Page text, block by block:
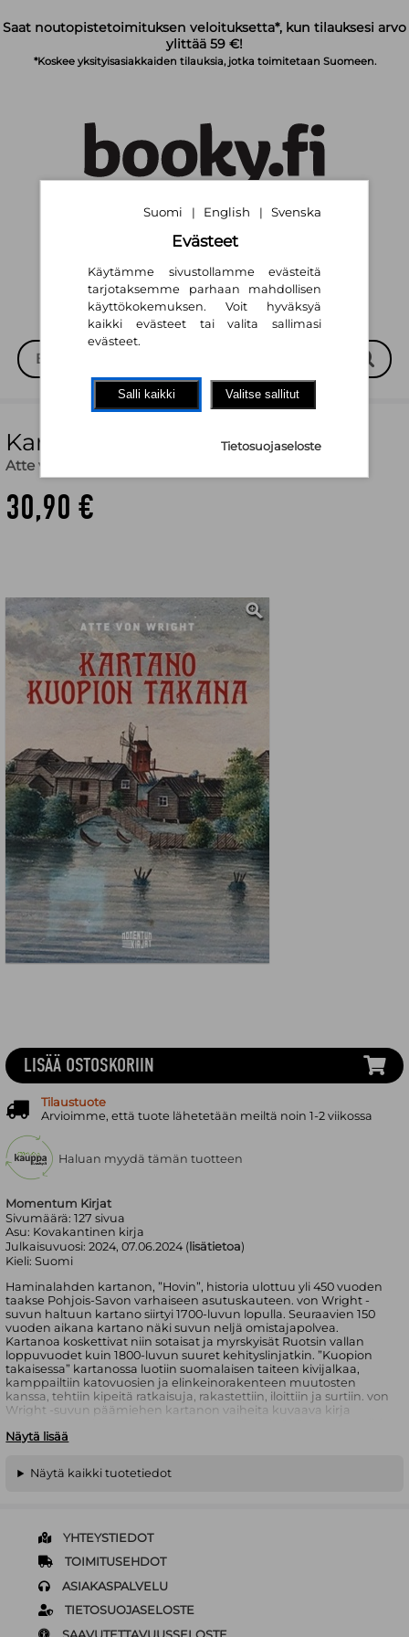
Saat noutopistetoimituksen veloituksetta*, kun tilauksesi arvo
ylittää 59 €!
*Koskee yksityisasiakkaiden tilauksia, jotka toimitetaan Suomeen.
Suomi | English | Svenska
Kartano Kuopion takana
Atte von Wright
30,90 €
Momentum Kirjat
Sivumäärä:127 sivua
Asu: Kovakantinen kirja
Julkaisuvuosi:2024, 07.06.2024 ( lisätietoa)
Kieli:Suomi
Haminalahden kartanon, ”Hovin”, historia ulottuu yli 450 vuoden
taakse Pohjois-Savon varhaiseen asutuskauteen. von Wright -
suvun haltuun kartano siirtyi 1700-luvun lopulla. Seuraavien 150
vuoden aikana kartano näki suvun neljä omistajapolvea.
Kartanoa koskettivat niin sotaisat ja myrskyisät Ruotsin vallan
loppuvuodet kuin 1800-luvun suuret kehityslinjatkin. ”Kuopion
takaisessa” kartanossa luotiin suomalaisen taiteen kivijalkaa,
kamppailtiin katovuosien ja elinkeinorakenteen muutosten
kanssa, tehtiin kipeitä ratkaisuja, rakastettiin, iloittiin ja surtiin. von
Wright -suvun päämiehen kartanon vaiheita kuvaava kirja
dokumentteihin ja kuvaa erikoislaatuista perhettä ja
Atte von Wright on kuopiolainen elintarvikebiotekniikan
Näytä lisää
LISÄÄ OSTOSKORIIN
Tilaustuote
Arvioimme, että tuote lähetetään meiltä noin 1-2 viikossa
Haluan myydä tämän tuotteen
Näytä kaikki tuotetiedot
YHTEYSTIEDOT
TOIMITUSEHDOT
ASIAKASPALVELU
TIETOSUOJASELOSTE
Suomi | English | Svenska
Evästeet
Käytämme sivustollamme evästeitä
tarjotaksemme parhaan mahdollisen
käyttökokemuksen. Voit hyväksyä
kaikki evästeet tai valita sallimasi
evästeet.
Salli kaikki Valitse sallitut
Tietosuojaseloste